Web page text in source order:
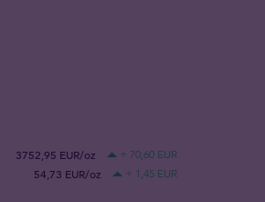
3752,95 EUR/oz + 70,60 EUR
54,73 EUR/oz + 1,45 EUR